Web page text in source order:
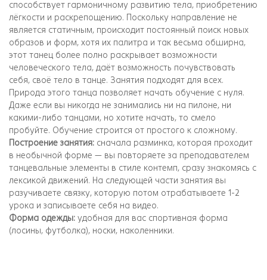
способствует гармоничному развитию тела, приобретению
лёгкости и раскрепощению. Поскольку направление не
является статичным, происходит постоянный поиск новых
образов и форм, хотя их палитра и так весьма обширна,
этот танец более полно раскрывает возможности
человеческого тела, даёт возможность почувствовать
себя, своё тело в танце. Занятия подходят для всех.
Природа этого танца позволяет начать обучение с нуля.
Даже если вы никогда не занимались ни на пилоне, ни
какими-либо танцами, но хотите начать, то смело
пробуйте. Обучение строится от простого к сложному.
Построение занятия: сначала разминка, которая проходит
в необычной форме — вы повторяете за преподавателем
танцевальные элементы в стиле контемп, сразу знакомясь с
лексикой движений. На следующей части занятия вы
разучиваете связку, которую потом отрабатываете 1-2
урока и записываете себя на видео.
Форма одежды: удобная для вас спортивная форма
(лосины, футболка), носки, наколенники.